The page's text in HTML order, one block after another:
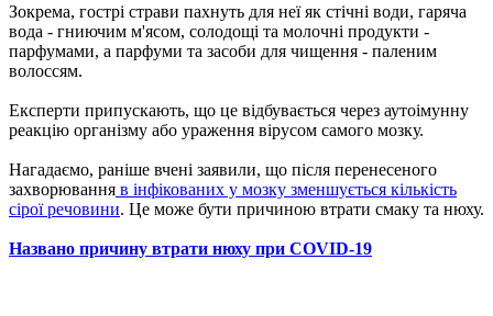
Зокрема, гострі страви пахнуть для неї як стічні води, гаряча
вода - гниючим м'ясом, солодощі та молочні продукти -
парфумами, а парфуми та засоби для чищення - паленим
волоссям.
Експерти припускають, що це відбувається через аутоімунну
реакцію організму або ураження вірусом самого мозку.
Нагадаємо, раніше вчені заявили, що після перенесеного
захворювання в інфікованих у мозку зменшується кількість
сірої речовини. Це може бути причиною втрати смаку та нюху.
Названо причину втрати нюху при COVID-19